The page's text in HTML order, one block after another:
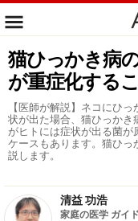
猫ひっかき病
が重症化する
【医師が解説】ネコにひ
状が出た場合、猫ひっかき
がヒトには症状が出る菌
ケースもあります。猫ひっ
説します。
清益 功浩
家庭の医学 ガイド